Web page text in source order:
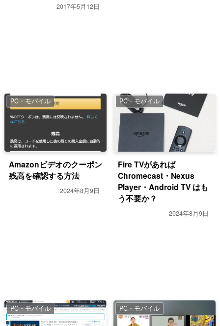
2017年5月12日
PC・モバイル
Amazonビデオのクーポン
残高を確認する方法
2024年8月9日
PC・モバイル
Fire TVがあれば
Chromecast・Nexus
Player・Android TV はも
う不要か？
2024年8月9日
PC・モバイル PC・モバイル